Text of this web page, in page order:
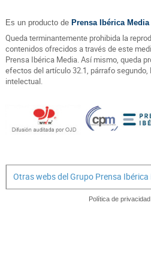
Es un producto de Prensa Ibérica Media
Queda terminantemente prohibida la
contenidos ofrecidos a través de este
Prensa Ibérica Media. Así mismo, queda
efectos del artículo 32.1, párrafo segundo,
intelectual.
Otras webs del Grupo Prensa Ibérica
Política de